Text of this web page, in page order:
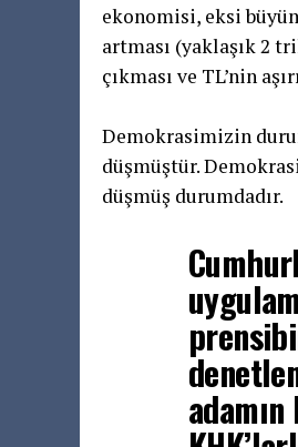
ekonomisi, eksi
artması (yaklaşık 2
çıkması ve TL’nin
Demokrasimizin
düşmüştür.
düşmüş durumdadır.